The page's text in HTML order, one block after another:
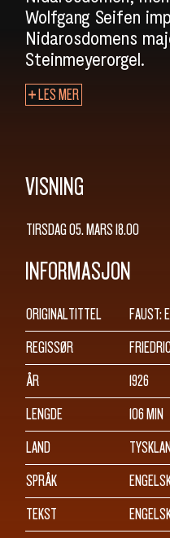
Wolfgang Seifen
Nidarosdomens
Steinmeyerorgel.
LES MER
VISNING
TIRSDAG 05. MARS18.00
INFORMASJON
ORIGINALTITTEL
FAUST:
REGISSØR
ÅR
1926
LENGDE
106 MIN
LAND
SPRÅK
TEKST